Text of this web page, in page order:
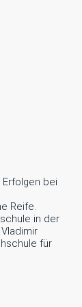
bei
Reife.
in der
für